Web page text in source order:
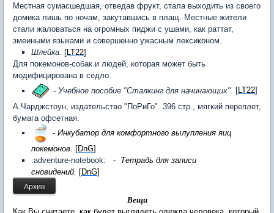
Местная сумасшедшая, отведав фрукт, стала выходить из своего
домика лишь по ночам, закутавшись в плащ. Местные жители
стали жаловаться на огромных пиджи с ушами, как раттат,
змеиными языками и совершенно ужасным лексиконом.
Шлейка. [LT22]
Для покемонов-собак и людей, которая может быть
модифицирована в седло.
- Учебное пособие "Сталкинг для начинающих".
[LT22]
А.Чарджстоун, издательство "ПоРиГо". 396 стр., мягкий переплет,
бумага офсетная.
- Инкубатор для комфортного вылупления яиц
покемонов. [DnG]
:adventure-notebook: - Тетрадь для записи
сновидений. [DnG]
Вещи